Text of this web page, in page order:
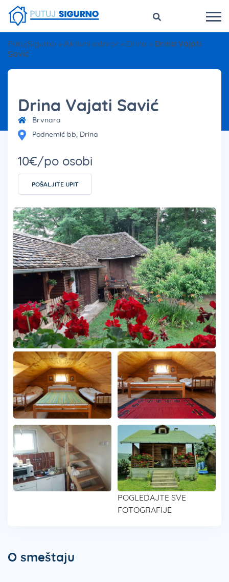
PutujSigurno » Aktivni odmor » Drina » Drina Vajati
Savić
Drina Vajati Savić
Brvnara
Podnemić bb, Drina
10€/po osobi
POŠALJITE UPIT
POGLEDAJTE SVE
FOTOGRAFIJE
O smeštaju